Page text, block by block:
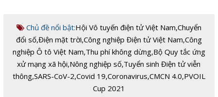
Chủ đề nổi bật:Hội Vô tuyến điện tử Việt Nam,Chuyển
đổi số,Điện mặt trời,Công nghiệp Điện tử Việt Nam,Công
nghiệp Ô tô Việt Nam,Thu phí không dừng,Bộ Quy tắc ứng
xử mạng xã hội,Nông nghiệp số,Tuyển sinh Điện tử viễn
thông,SARS-CoV-2,Covid 19,Coronavirus,CMCN 4.0,PVOIL
Cup 2021